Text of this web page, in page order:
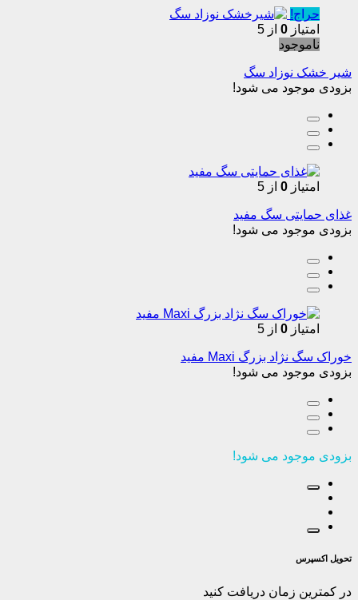
حراج!
امتیاز 0 از 5
ناموجود
شیر خشک نوزاد سگ
بزودی موجود می شود!
امتیاز 0 از 5
غذای حمایتی سگ مفید
بزودی موجود می شود!
امتیاز 0 از 5
خوراک سگ نژاد بزرگ Maxi مفید
بزودی موجود می شود!
بزودی موجود می شود!
تحویل اکسپرس
در کمترین زمان دریافت کنید